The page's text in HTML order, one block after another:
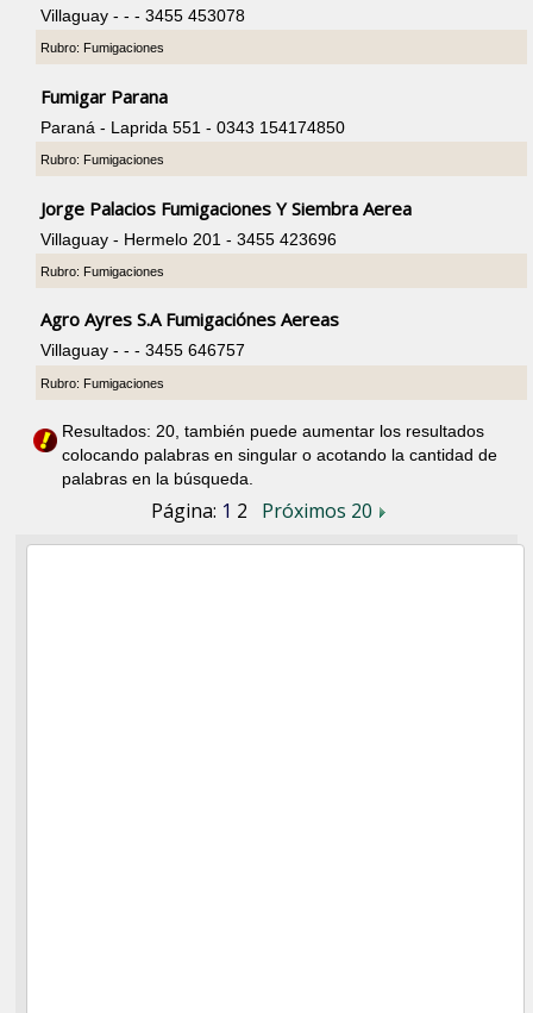
Villaguay - - - 3455 453078
Rubro: Fumigaciones
Fumigar Parana
Paraná - Laprida 551 - 0343 154174850
Rubro: Fumigaciones
Jorge Palacios Fumigaciones Y Siembra Aerea
Villaguay - Hermelo 201 - 3455 423696
Rubro: Fumigaciones
Agro Ayres S.A Fumigaciónes Aereas
Villaguay - - - 3455 646757
Rubro: Fumigaciones
Resultados: 20, también puede aumentar los resultados
colocando palabras en singular o acotando la cantidad de
palabras en la búsqueda.
Página: 1 2 Próximos 20